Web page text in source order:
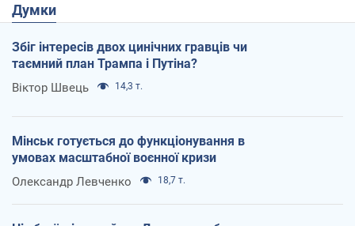
Думки
Збіг інтересів двох цинічних гравців чи
таємний план Трампа і Путіна?
Віктор Швець 14,3 т.
Мінськ готується до функціонування в
умовах масштабної воєнної кризи
Олександр Левченко 18,7 т.